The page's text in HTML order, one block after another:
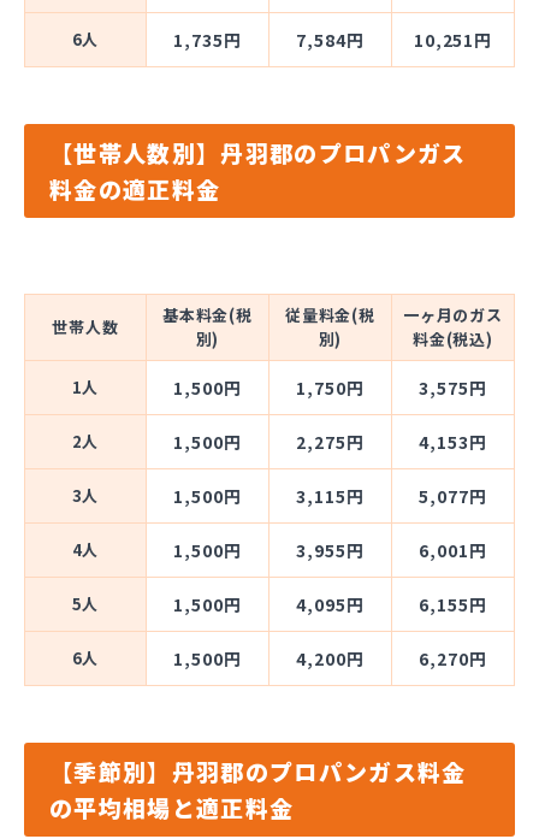
6人 1,735円 7,584円 10,251円
【世帯人数別】丹羽郡のプロパンガス
料金の適正料金
世帯人数
基本料金(税
別)
従量料金(税
別)
一ヶ月のガス
料金(税込)
1人 1,500円 1,750円 3,575円
2人 1,500円 2,275円 4,153円
3人 1,500円 3,115円 5,077円
4人 1,500円 3,955円 6,001円
5人 1,500円 4,095円 6,155円
6人 1,500円 4,200円 6,270円
【季節別】丹羽郡のプロパンガス料金
の平均相場と適正料金